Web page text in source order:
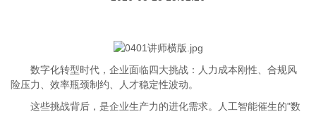
数字化转型时代，企业面临四大挑战：人力成本刚性、合规风
险压力、效率瓶颈制约、人才稳定性波动。
这些挑战背后，是企业生产力的进化需求。人工智能催生的"数